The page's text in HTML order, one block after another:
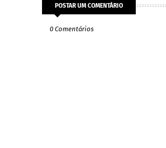
POSTAR UM COMENTÁRIO
0 Comentários